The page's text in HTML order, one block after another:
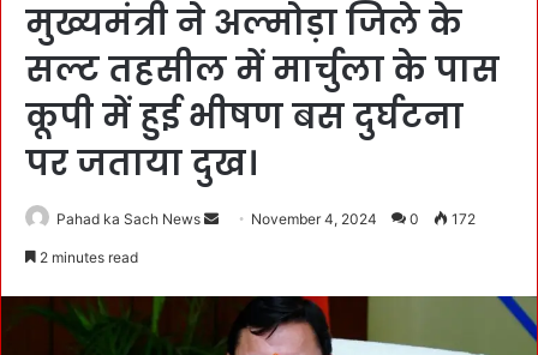
मुख्यमंत्री ने अल्मोड़ा जिले के
सल्ट तहसील में मार्चुला के पास
कूपी में हुई भीषण बस दुर्घटना
पर जताया दुख।
Pahad ka Sach News November 4, 2024 0 172
2 minutes read